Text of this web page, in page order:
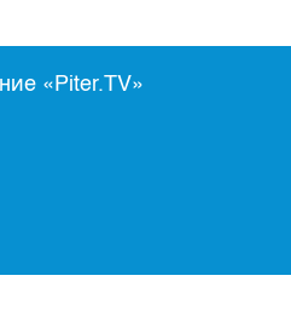
«Piter.TV»